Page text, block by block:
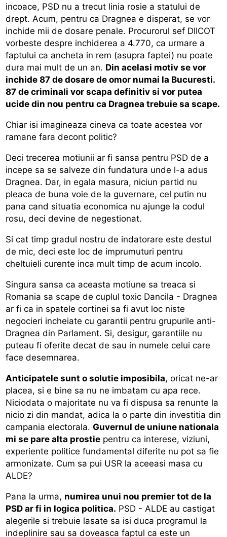
incoace, PSD nu a trecut linia rosie a statului de
drept. Acum, pentru ca Dragnea e disperat, se vor
inchide mii de dosare penale. Procurorul sef DIICOT
vorbeste despre inchiderea a 4.770, ca urmare a
faptului ca ancheta in rem (asupra faptei) nu poate
dura mai mult de un an. Din acelasi motiv se vor
inchide 87 de dosare de omor numai la Bucuresti.
87 de criminali vor scapa definitiv si vor putea
ucide din nou pentru ca Dragnea trebuie sa scape.
Chiar isi imagineaza cineva ca toate acestea vor
ramane fara decont politic?
Deci trecerea motiunii ar fi sansa pentru PSD de a
incepe sa se salveze din fundatura unde l-a adus
Dragnea. Dar, in egala masura, niciun partid nu
pleaca de buna voie de la guvernare, cel putin nu
pana cand situatia economica nu ajunge la codul
rosu, deci devine de negestionat.
Si cat timp gradul nostru de indatorare este destul
de mic, deci este loc de imprumuturi pentru
cheltuieli curente inca mult timp de acum incolo.
Singura sansa ca aceasta motiune sa treaca si
Romania sa scape de cuplul toxic Dancila - Dragnea
ar fi ca in spatele cortinei sa fi avut loc niste
negocieri incheiate cu garantii pentru grupurile anti-
Dragnea din Parlament. Si, desigur, garantiile nu
puteau fi oferite decat de sau in numele celui care
face desemnarea.
Anticipatele sunt o solutie imposibila, oricat ne-ar
placea, si e bine sa nu ne imbatam cu apa rece.
Niciodata o majoritate nu va fi dispusa sa renunte la
nicio zi din mandat, adica la o parte din investitia din
campania electorala.Guvernul de uniune nationala
mi se pare alta prostie pentru ca interese, viziuni,
experiente politice fundamental diferite nu pot sa fie
armonizate. Cum sa pui USR la aceeasi masa cu
ALDE?
Pana la urma, numirea unui nou premier tot de la
PSD ar fi in logica politica. PSD - ALDE au castigat
alegerile si trebuie lasate sa isi duca programul la
indeplinire sau sa doveasca faptul ca este un